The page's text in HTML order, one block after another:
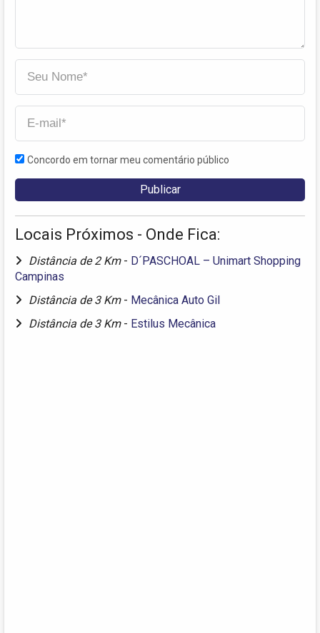
Concordo em tornar meu comentário público
Locais Próximos - Onde Fica:
Distância de 2 Km - D´PASCHOAL – Unimart Shopping
Campinas
Distância de 3 Km - Mecânica Auto Gil
Distância de 3 Km - Estilus Mecânica